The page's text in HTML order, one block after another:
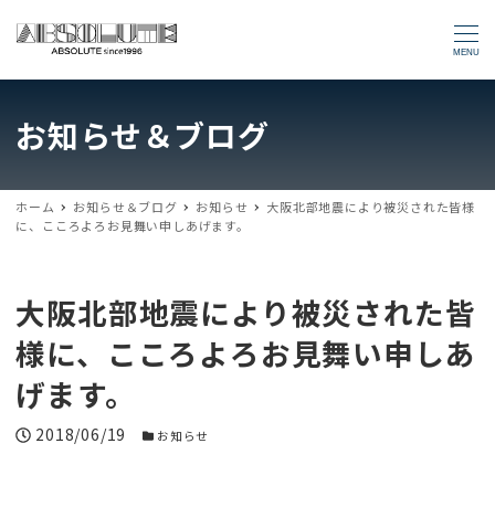
MENU
お知らせ＆ブログ
ホーム お知らせ＆ブログ お知らせ
大阪北部地震により被災された皆様
に、こころよろお見舞い申しあげます。
大阪北部地震により被災された皆
様に、こころよろお見舞い申しあ
げます。
投稿日
2018/06/19 お知らせカテゴリー
お知らせ